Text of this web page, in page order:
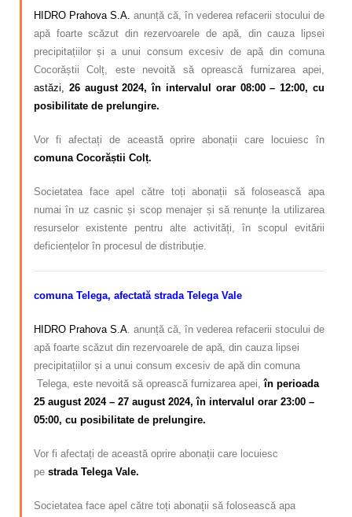
HIDRO Prahova S.A. anunță că, în vederea refacerii stocului de
apă foarte scăzut din rezervoarele de apă, din cauza lipsei
precipitațiilor și a unui consum excesiv de apă din comuna
Cocorăștii Colț, este nevoită să oprească furnizarea apei,
astăzi,
26 august 2024, în intervalul orar 08:00 – 12:00, cu
posibilitate de prelungire.
Vor fi afectați de această oprire abonații care locuiesc în
comuna Cocorăștii Colț.
Societatea face apel către toți abonații să folosească apa
numai în uz casnic și scop menajer și să renunțe la utilizarea
resurselor existente pentru alte activități, în scopul evitării
deficiențelor în procesul de distribuție.
comuna Telega, afectată strada Telega Vale
HIDRO Prahova S.A. anunță că, în vederea refacerii stocului de
apă foarte scăzut din rezervoarele de apă, din cauza lipsei
precipitațiilor și a unui consum excesiv de apă din comuna
Telega, este nevoită să oprească furnizarea apei, în perioada
25 august 2024 – 27 august 2024,în intervalul orar 23:00 –
05:00, cu posibilitate de prelungire.
Vor fi afectați de această oprire abonații care locuiesc
pe strada Telega Vale.
Societatea face apel către toți abonații să folosească apa